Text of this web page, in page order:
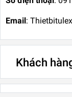
Email:
Khách